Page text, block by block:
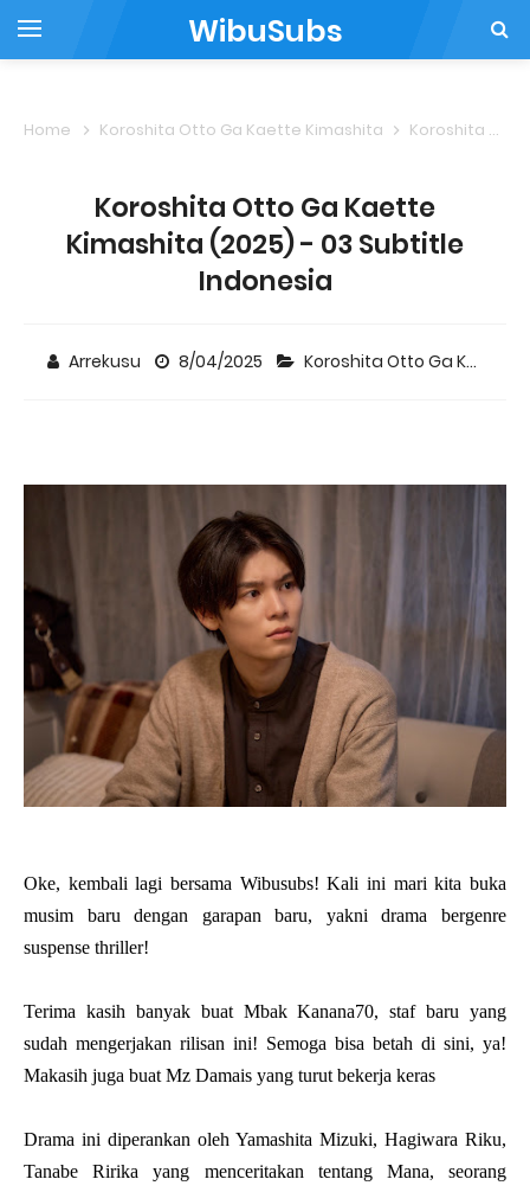
WibuSubs
Home Koroshita Otto Ga Kaette Kimashita Koroshita Otto Ga Kaette Kimashita (2025) - 03 Subtitle Indonesia
Koroshita Otto Ga Kaette
Kimashita (2025) - 03 Subtitle
Indonesia
Arrekusu 8/04/2025 Koroshita Otto Ga Kaette Kimashita
Oke, kembali lagi bersama Wibusubs! Kali ini mari kita buka
musim baru dengan garapan baru, yakni drama bergenre
suspense thriller!
Terima kasih banyak buat Mbak Kanana70, staf baru yang
sudah mengerjakan rilisan ini! Semoga bisa betah di sini, ya!
Makasih juga buat Mz Damais yang turut bekerja keras
Drama ini diperankan oleh Yamashita Mizuki, Hagiwara Riku,
Tanabe Ririka yang menceritakan tentang Mana, seorang